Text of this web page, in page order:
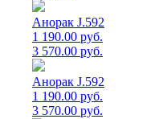
Анорак J.592
1 190.00 руб.
3 570.00 руб.
Анорак J.592
1 190.00 руб.
3 570.00 руб.